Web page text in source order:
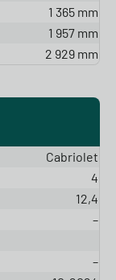
1 365 mm
1 957 mm
2 929 mm
Cabriolet
4
12,4
–
–